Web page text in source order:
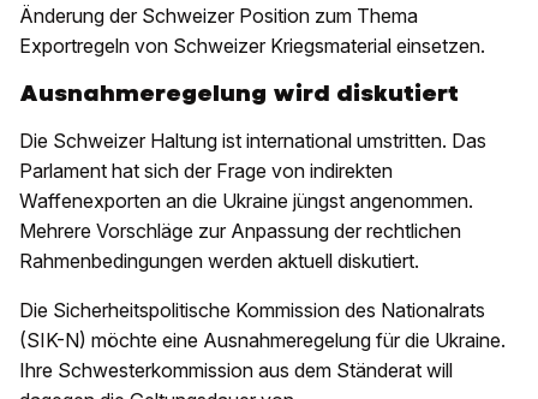
Änderung der Schweizer Position zum Thema
Exportregeln von Schweizer Kriegsmaterial einsetzen.
Ausnahmeregelung wird diskutiert
Die Schweizer Haltung ist international umstritten. Das
Parlament hat sich der Frage von indirekten
Waffenexporten an die Ukraine jüngst angenommen.
Mehrere Vorschläge zur Anpassung der rechtlichen
Rahmenbedingungen werden aktuell diskutiert.
Die Sicherheitspolitische Kommission des Nationalrats
(SIK-N) möchte eine Ausnahmeregelung für die Ukraine.
Ihre Schwesterkommission aus dem Ständerat will